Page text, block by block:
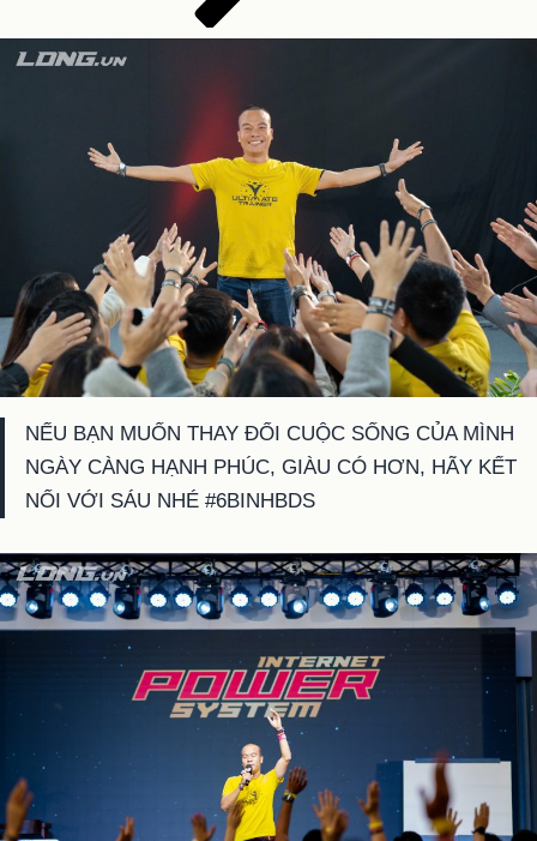
NẾU BẠN MUỐN THAY ĐỔI CUỘC SỐNG CỦA MÌNH
NGÀY CÀNG HẠNH PHÚC, GIÀU CÓ HƠN, HÃY KẾT
NỐI VỚI SÁU NHÉ #6BINHBDS